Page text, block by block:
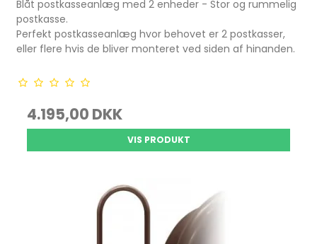
Blåt postkasseanlæg med 2 enheder - Stor og rummelig
postkasse.
Perfekt postkasseanlæg hvor behovet er 2 postkasser,
eller flere hvis de bliver monteret ved siden af hinanden.
4.195,00 DKK
VIS PRODUKT